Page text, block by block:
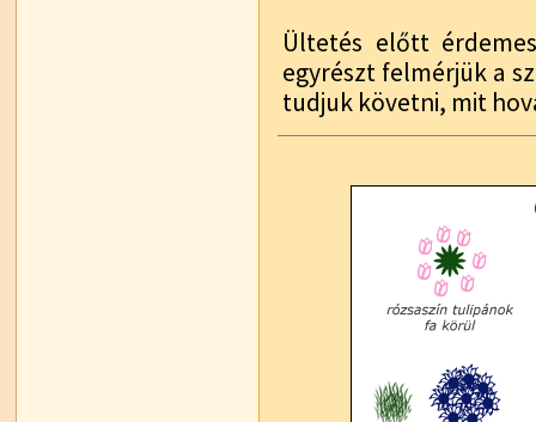
Ültetés előtt
egyrészt felmérjük a
tudjuk követni, mit